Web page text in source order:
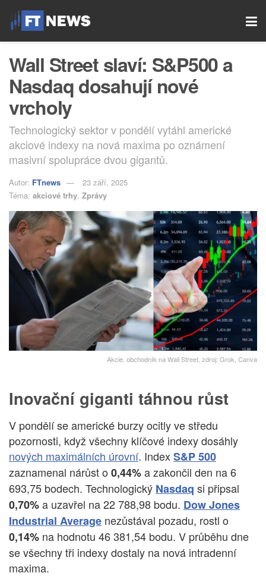
Wall Street slaví: S&P500 a
Nasdaq dosahují nové
vrcholy
Technologický sektor v pondělí vytáhl americké
akciové indexy na nová maxima po oznámení
masivní spolupráce dvou gigantů.
Autor: FTnews
23 září, 2025
Téma: akciové trhy, Zprávy
Akcie, obchodník na Wall Street, zdroj: Grok, Canva
Inovační giganti táhnou růst
V pondělí se americké burzy ocitly ve středu
pozornosti, když všechny klíčové indexy dosáhly
nových maximálních úrovní. IndexS&P 500
zaznamenal nárůst o 0,44%a zakončil den na 6
693,75 bodech. Technologický Nasdaq si připsal
0,70%a uzavřel na 22 788,98 bodu. Dow Jones
Industrial Average nezůstával pozadu, rostl o
0,14% na hodnotu 46 381,54 bodu. V průběhu dne
se všechny tři indexy dostaly na nová intradenní
maxima.